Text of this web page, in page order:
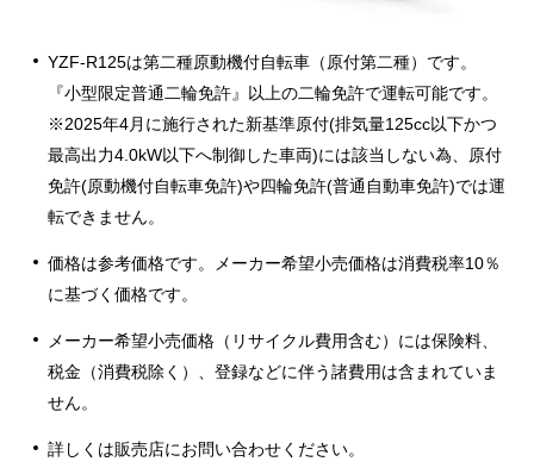
YZF-R125は第二種原動機付自転車（原付第二種）です。
『小型限定普通二輪免許』以上の二輪免許で運転可能です。
※2025年4月に施行された新基準原付(排気量125cc以下かつ
最高出力4.0kW以下へ制御した車両)には該当しない為、原付
免許(原動機付自転車免許)や四輪免許(普通自動車免許)では運
転できません。
価格は参考価格です。メーカー希望小売価格は消費税率10％
に基づく価格です。
メーカー希望小売価格（リサイクル費用含む）には保険料、
税金（消費税除く）、登録などに伴う諸費用は含まれていま
せん。
詳しくは販売店にお問い合わせください。